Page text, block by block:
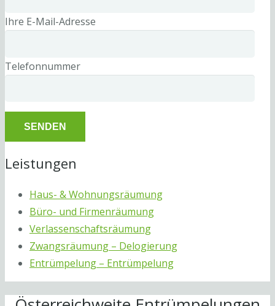
Ihre E-Mail-Adresse
Telefonnummer
Leistungen
Haus- & Wohnungsräumung
Büro- und Firmenräumung
Verlassenschaftsräumung
Zwangsräumung – Delogierung
Entrümpelung – Entrümpelung